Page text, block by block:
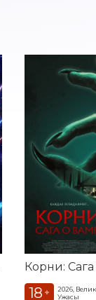
18 +
2026,
Ужасы